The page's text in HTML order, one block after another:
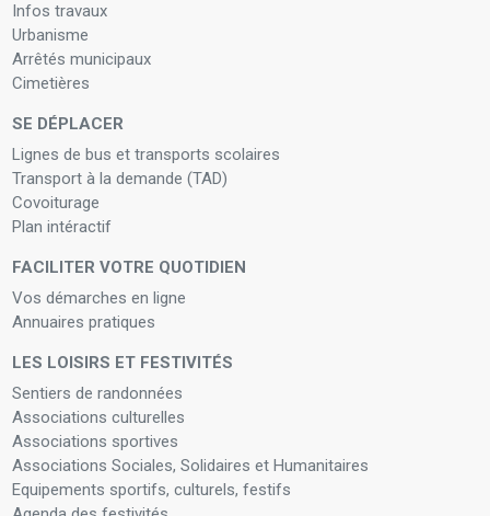
Infos travaux
Urbanisme
Arrêtés municipaux
Cimetières
SE DÉPLACER
Lignes de bus et transports scolaires
Transport à la demande (TAD)
Covoiturage
Plan intéractif
FACILITER VOTRE QUOTIDIEN
Vos démarches en ligne
Annuaires pratiques
LES LOISIRS ET FESTIVITÉS
Sentiers de randonnées
Associations culturelles
Associations sportives
Associations Sociales, Solidaires et Humanitaires
Equipements sportifs, culturels, festifs